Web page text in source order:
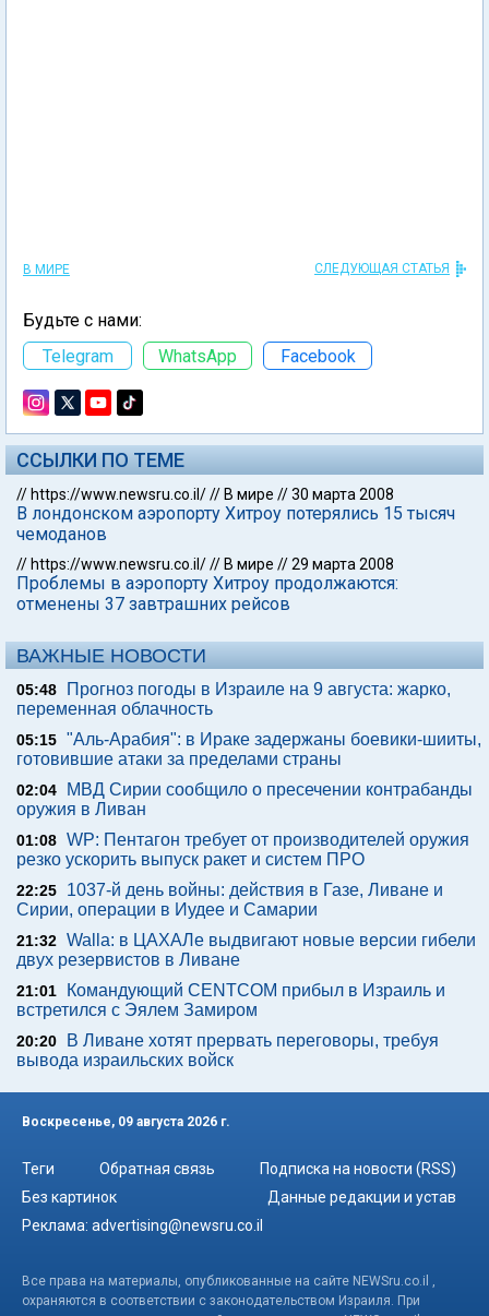
В МИРЕ СЛЕДУЮЩАЯ СТАТЬЯ
Будьте с нами:
Telegram
WhatsApp Facebook
ССЫЛКИ ПО ТЕМЕ
// https://www.newsru.co.il/// В мире //30 марта 2008
В лондонском аэропорту Хитроу потерялись 15 тысяч
чемоданов
// https://www.newsru.co.il/// В мире //29 марта 2008
Проблемы в аэропорту Хитроу продолжаются:
отменены 37 завтрашних рейсов
ВАЖНЫЕ НОВОСТИ
05:48
Прогноз погоды в Израиле на 9 августа: жарко,
переменная облачность
05:15 "Аль-Арабия": в Ираке задержаны боевики-шииты,
готовившие атаки за пределами страны
02:04
МВД Сирии сообщило о пресечении контрабанды
оружия в Ливан
01:08 WP: Пентагон требует от производителей оружия
резко ускорить выпуск ракет и систем ПРО
22:25
1037-й день войны: действия в Газе, Ливане и
Сирии, операции в Иудее и Самарии
21:32 Walla: в ЦАХАЛе выдвигают новые версии гибели
двух резервистов в Ливане
21:01
Командующий CENTCOM прибыл в Израиль и
встретился с Эялем Замиром
20:20
В Ливане хотят прервать переговоры, требуя
вывода израильских войск
Воскресенье, 09 августа 2026 г.
Теги Обратная связь
Подписка на новости (RSS)
Без картинок
Данные редакции и устав
Реклама: advertising@newsru.co.il
Все права на материалы, опубликованные на сайте NEWSru.co.il ,
охраняются в соответствии с законодательством Израиля. При